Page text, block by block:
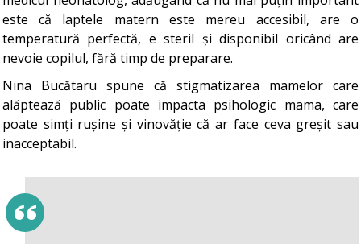
este că laptele matern este mereu accesibil, are o
temperatură perfectă, e steril și disponibil oricând are
nevoie copilul, fără timp de preparare.
Nina Bucătaru spune că stigmatizarea mamelor care
alăptează public poate impacta psihologic mama, care
poate simți rușine și vinovăție că ar face ceva greșit sau
inacceptabil.